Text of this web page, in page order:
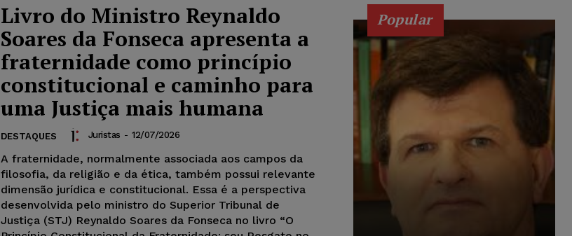
Livro do Ministro Reynaldo
Soares da Fonseca apresenta a
fraternidade como princípio
constitucional e caminho para
uma Justiça mais humana
DESTAQUES Juristas - 12/07/2026
A fraternidade, normalmente associada aos campos da
filosofia, da religião e da ética, também possui relevante
dimensão jurídica e constitucional. Essa é a perspectiva
desenvolvida pelo ministro do Superior Tribunal de
Justiça (STJ) Reynaldo Soares da Fonseca no livro “O
Popular